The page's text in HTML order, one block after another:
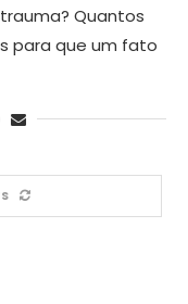
Quantos
para que um fato